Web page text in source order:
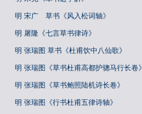
明 宋广 草书《风入松词轴》
明 屠隆《七言草书律诗》
明 张瑞图 草书《杜甫饮中八仙歌》
明 张瑞图《草书杜甫高都护骢马行长卷》
明 张瑞图《草书鲍照陆机诗长卷》
明 张瑞图《行书杜甫五律诗轴》